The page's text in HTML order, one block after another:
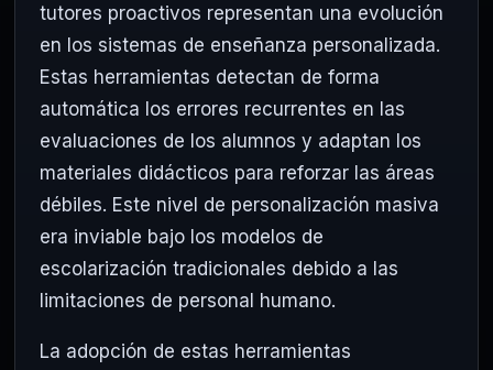
tutores proactivos representan una evolución
en los sistemas de enseñanza personalizada.
Estas herramientas detectan de forma
automática los errores recurrentes en las
evaluaciones de los alumnos y adaptan los
materiales didácticos para reforzar las áreas
débiles. Este nivel de personalización masiva
era inviable bajo los modelos de
escolarización tradicionales debido a las
limitaciones de personal humano.
La adopción de estas herramientas